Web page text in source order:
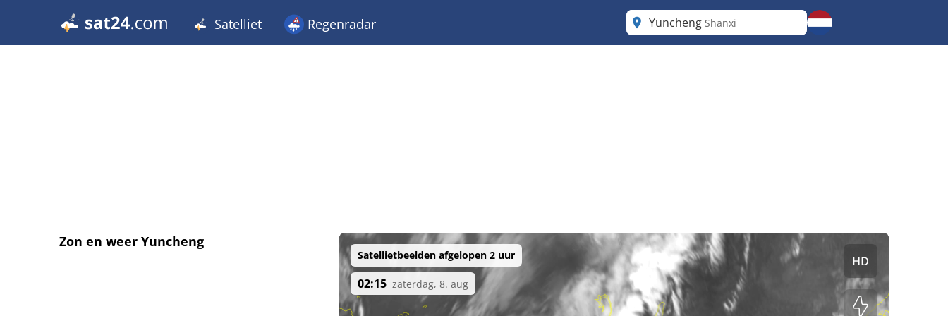
Satelliet Regenradar Yuncheng Shanxi
Zon en weer Yuncheng
Satellietbeelden afgelopen 2 uur
02:15 zaterdag, 8. aug